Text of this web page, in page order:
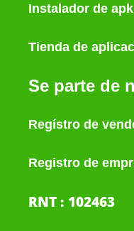
Instalador de apk
Tienda de
Se parte de
Regístro de
Registro de
RNT : 102463